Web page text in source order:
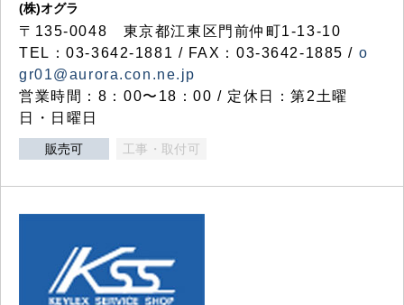
(株)オグラ
〒135-0048 東京都江東区門前仲町1-13-10
TEL：03-3642-1881 / FAX：03-3642-1885 / o
gr01@aurora.con.ne.jp
営業時間：8：00〜18：00 / 定休日：第2土曜
日・日曜日
販売可 工事・取付可